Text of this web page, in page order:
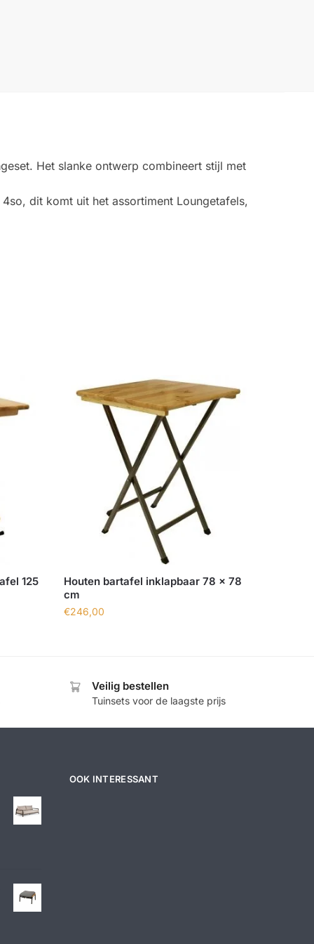
Het slanke ontwerp combineert stijl met
dit komt uit het assortiment Loungetafels,
125
Houten bartafel inklapbaar 78 x 78
cm
€246,00
Veilig bestellen
Tuinsets voor de laagste prijs
OOK INTERESSANT